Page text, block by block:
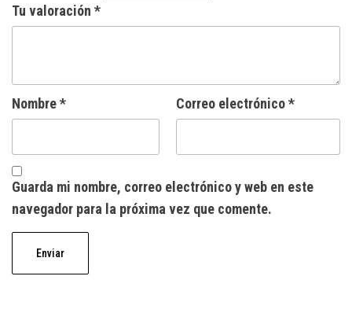
Tu valoración *
Nombre* Correo electrónico*
Guarda mi nombre, correo electrónico y web en este
navegador para la próxima vez que comente.